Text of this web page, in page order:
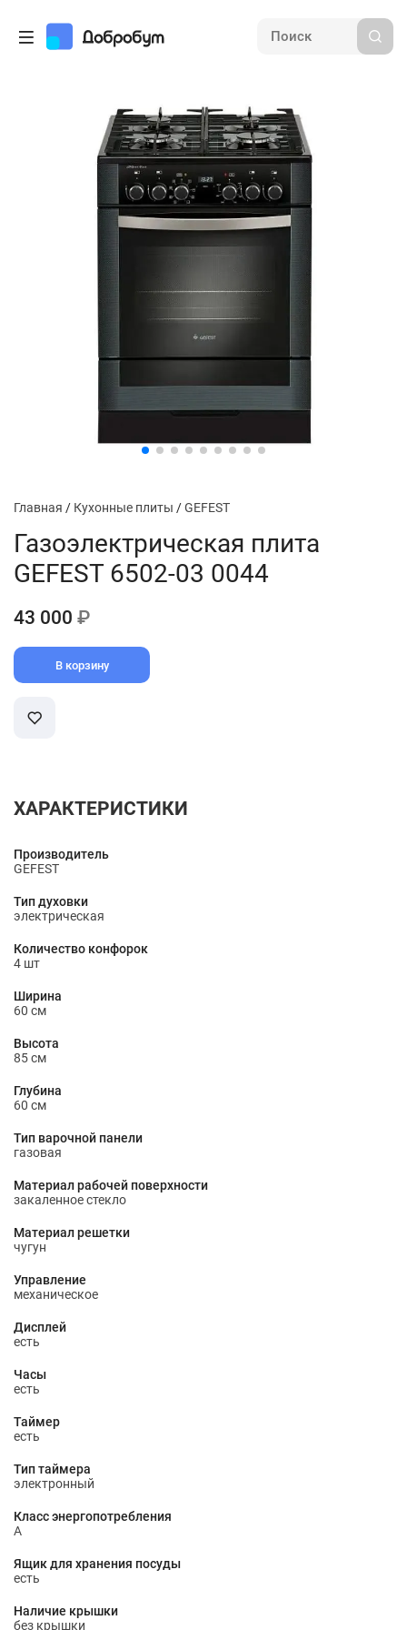
Главная / Кухонные плиты /GEFEST
Газоэлектрическая плита
GEFEST 6502-03 0044
43 000 ₽
В корзину
ХАРАКТЕРИСТИКИ
Производитель
GEFEST
Тип духовки
электрическая
Количество конфорок
4 шт
Ширина
60 см
Высота
85 см
Глубина
60 см
Тип варочной панели
газовая
Материал рабочей поверхности
закаленное стекло
Материал решетки
чугун
Управление
механическое
Дисплей
есть
Часы
есть
Таймер
есть
Тип таймера
электронный
Класс энергопотребления
A
Ящик для хранения посуды
есть
Наличие крышки
без крышки